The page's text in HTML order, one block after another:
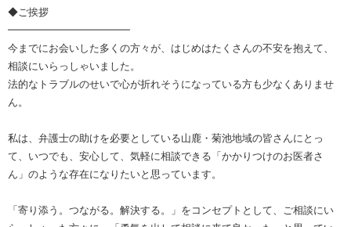
◆ご挨拶
━━━━━━━━━━━━
今までにお会いした多くの方々が、はじめはたくさんの不安を抱えて、
相談にいらっしゃいました。
法的なトラブルのせいで心が折れそうになっている方も少なくありませ
ん。
私は、弁護士の助けを必要としている山鹿・菊池地域の皆さんにとっ
て、いつでも、安心して、気軽に相談できる「かかりつけのお医者さ
ん」のような存在になりたいと思っています。
「寄り添う。つながる。解決する。」をコンセプトとして、ご相談にい